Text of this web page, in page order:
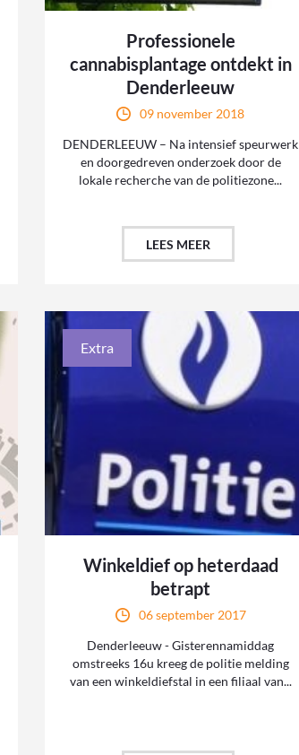
Professionele
cannabisplantage ontdekt in
Denderleeuw
09 november 2018
DENDERLEEUW – Na intensief speurwerk
en doorgedreven onderzoek door de
lokale recherche van de politiezone...
LEES MEER
Extra
Winkeldief op heterdaad
betrapt
06 september 2017
Denderleeuw - Gisterennamiddag
omstreeks 16u kreeg de politie melding
van een winkeldiefstal in een filiaal van...